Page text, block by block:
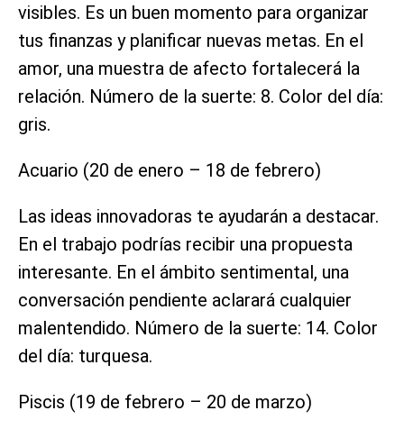
visibles. Es un buen momento para organizar
tus finanzas y planificar nuevas metas. En el
amor, una muestra de afecto fortalecerá la
relación. Número de la suerte: 8. Color del día:
gris.
Acuario (20 de enero – 18 de febrero)
Las ideas innovadoras te ayudarán a destacar.
En el trabajo podrías recibir una propuesta
interesante. En el ámbito sentimental, una
conversación pendiente aclarará cualquier
malentendido. Número de la suerte: 14. Color
del día: turquesa.
Piscis (19 de febrero – 20 de marzo)